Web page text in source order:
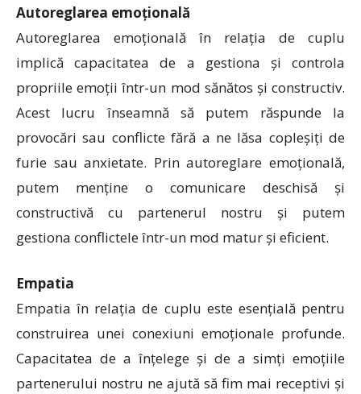
Autoreglarea emoțională
Autoreglarea emoțională în relația de cuplu
implică capacitatea de a gestiona și controla
propriile emoții într-un mod sănătos și constructiv.
Acest lucru înseamnă să putem răspunde la
provocări sau conflicte fără a ne lăsa copleșiți de
furie sau anxietate. Prin autoreglare emoțională,
putem menține o comunicare deschisă și
constructivă cu partenerul nostru și putem
gestiona conflictele într-un mod matur și eficient.
Empatia
Empatia în relația de cuplu este esențială pentru
construirea unei conexiuni emoționale profunde.
Capacitatea de a înțelege și de a simți emoțiile
partenerului nostru ne ajută să fim mai receptivi și